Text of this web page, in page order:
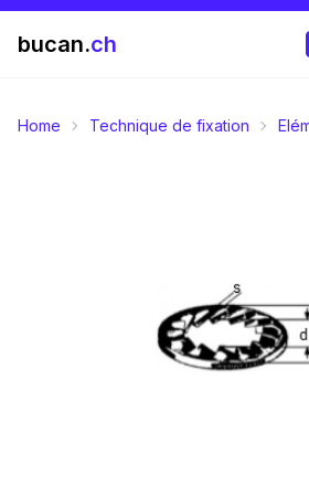
bucan.ch
Home Technique de fixation